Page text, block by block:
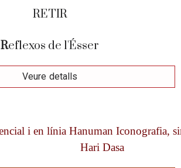
RETIR
Reflexos de l'Ésser
Veure detalls